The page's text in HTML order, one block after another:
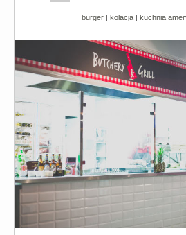
burger | kolacja | kuchnia